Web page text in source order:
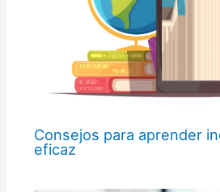
Consejos para aprender
eficaz